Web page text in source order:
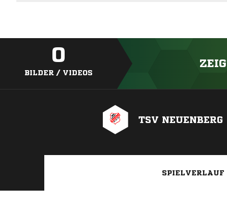
0
BILDER / VIDEOS
TSV NEUENBERG
SPIELVERLAUF